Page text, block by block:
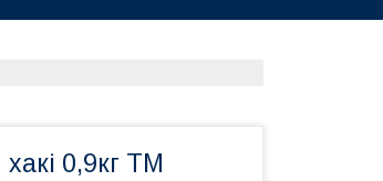
0,9кг ТМ